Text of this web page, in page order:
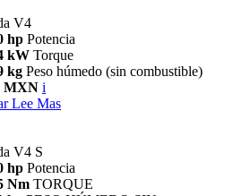
V4
hp Potencia
kW Torque
kg Peso húmedo (sin combustible)
MXN i
Lee Mas
V4 S
hp Potencia
Nm TORQUE